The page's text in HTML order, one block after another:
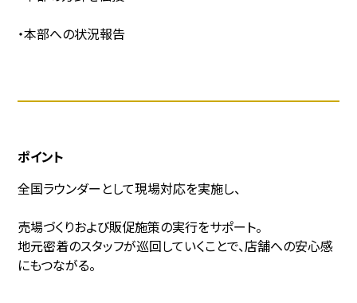
・本部への状況報告
ポイント
全国ラウンダーとして現場対応を実施し、
売場づくりおよび販促施策の実行をサポート。
地元密着のスタッフが巡回していくことで、店舗への安心感
にもつながる。